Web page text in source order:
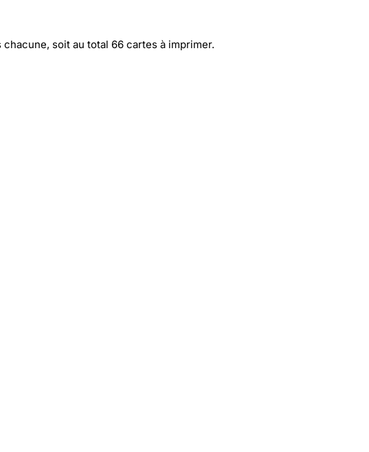
soit au total 66 cartes à imprimer.